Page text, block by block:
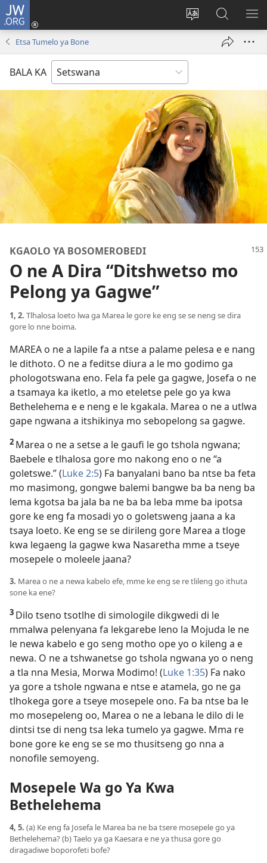
JW.ORG
Fetola
Tsena
e
Senka
JW.ORG/
Etsa Tumelo ya Bone
BALA KA
KGAOLO YA BOSOMEROBEDI
O ne A Dira “Ditshwetso mo
Pelong ya Gagwe”
1, 2. Tlhalosa loeto lwa ga Marea le gore ke eng se se neng se dira
gore lo nne boima.
MAREA o ne a lapile fa a ntse a palame pelesa e e nang
le dithoto. O ne a feditse diura a le mo godimo ga
phologotswana eno. Fela fa pele ga gagwe, Josefa o ne
a tsamaya ka iketlo, a mo eteletse pele go ya kwa
Bethelehema e e neng e le kgakala. Marea o ne a utlwa
gape ngwana a itshikinya mo sebopelong sa gagwe.
2 Marea o ne a setse a le gaufi le go tshola ngwana;
Baebele e tlhalosa gore mo nakong eno o ne “a
goletswe.” (Luke 2:5) Fa banyalani bano ba ntse ba feta
mo masimong, gongwe balemi bangwe ba ba neng ba
lema kgotsa ba jala ba ne ba ba leba mme ba ipotsa
gore ke eng fa mosadi yo o goletsweng jaana a ka
tsaya loeto. Ke eng se se dirileng gore Marea a tloge
kwa legaeng la gagwe kwa Nasaretha mme a tseye
mosepele o moleele jaana?
3. Marea o ne a newa kabelo efe, mme ke eng se re tlileng go ithuta
sone ka ene?
3 Dilo tseno tsotlhe di simologile dikgwedi di le
mmalwa pelenyana fa lekgarebe leno la Mojuda le ne
le newa kabelo e go seng motho ope yo o kileng a e
newa. O ne a tshwanetse go tshola ngwana yo o neng
a tla nna Mesia, Morwa Modimo! (Luke 1:35) Fa nako
ya gore a tshole ngwana e ntse e atamela, go ne ga
tlhokega gore a tseye mosepele ono. Fa ba ntse ba le
mo mosepeleng oo, Marea o ne a lebana le dilo di le
dintsi tse di neng tsa leka tumelo ya gagwe. Mma re
bone gore ke eng se se mo thusitseng go nna a
nonofile semoyeng.
Mosepele Wa go Ya Kwa
Bethelehema
4, 5. (a) Ke eng fa Josefa le Marea ba ne ba tsere mosepele go ya
Bethelehema? (b) Taelo ya ga Kaesara e ne ya thusa gore go
diragadiwe boporofeti bofe?